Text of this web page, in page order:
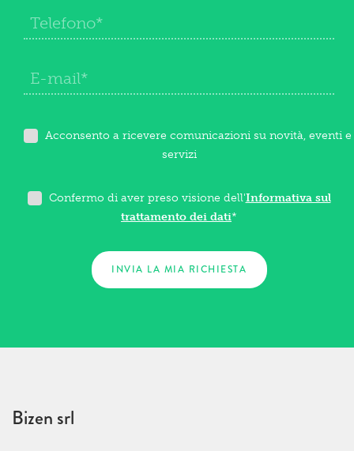
Acconsento a ricevere comunicazioni su novità, eventi e
servizi
Confermo di aver preso visione dell'Informativa sul
trattamento dei dati*
Bizen srl